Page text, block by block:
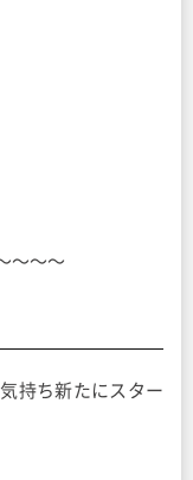
〜〜〜
持ち新たにスター